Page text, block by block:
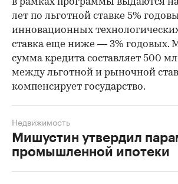
лет по льготной ставке 5%
инновационных
ставка еще ниже — 3% годовых.
сумма кредита составляет 500
между льготной и рыночной
компенсирует государство.
Мишустин утвердил
промышленной ипотеки
Недвижимость